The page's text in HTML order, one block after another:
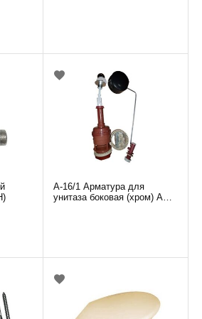
А-16/1 Арматура для
унитаза боковая (хром) АБС